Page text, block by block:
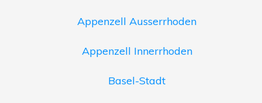
Appenzell Ausserrhoden
Appenzell Innerrhoden
Basel-Stadt